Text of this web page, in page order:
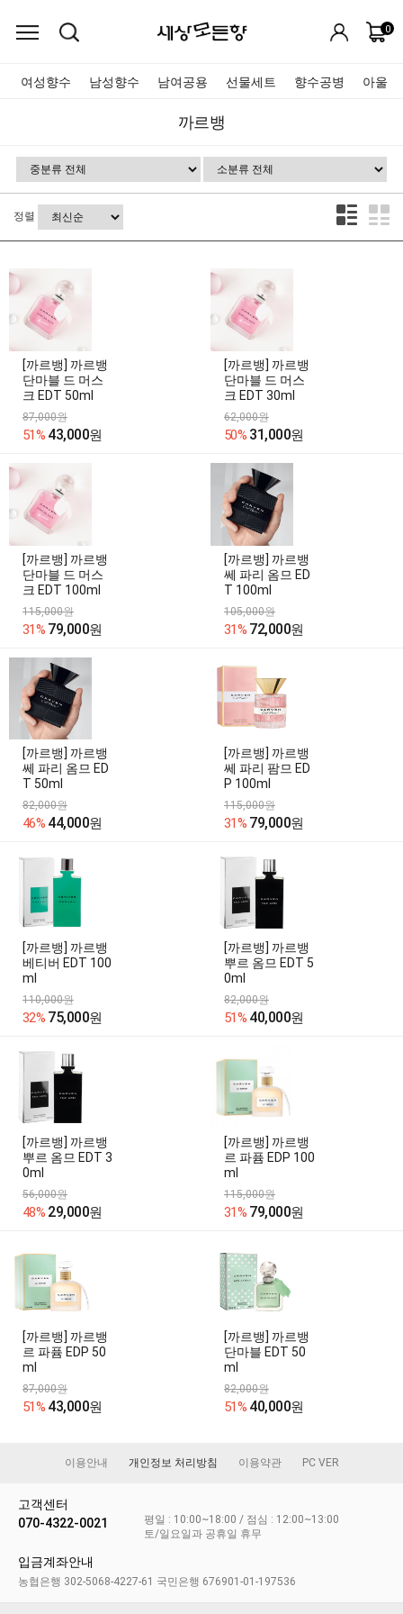
0
여성향수 남성향수 남여공용 선물세트 향수공병 아울렛
까르뱅
정렬
[까르뱅] 까르뱅
단마블 드 머스
크 EDT 50ml
87,000원
51% 43,000원
[까르뱅] 까르뱅
단마블 드 머스
크 EDT 30ml
62,000원
50% 31,000원
[까르뱅] 까르뱅
단마블 드 머스
크 EDT 100ml
115,000원
31% 79,000원
[까르뱅] 까르뱅
쎄 파리 옴므 ED
T 100ml
105,000원
31% 72,000원
[까르뱅] 까르뱅
쎄 파리 옴므 ED
T 50ml
82,000원
46% 44,000원
[까르뱅] 까르뱅
쎄 파리 팜므 ED
P 100ml
115,000원
31% 79,000원
[까르뱅] 까르뱅
베티버 EDT 100
ml
110,000원
32% 75,000원
[까르뱅] 까르뱅
뿌르 옴므 EDT 5
0ml
82,000원
51% 40,000원
[까르뱅] 까르뱅
뿌르 옴므 EDT 3
0ml
56,000원
48% 29,000원
[까르뱅] 까르뱅
르 파퓸 EDP 100
ml
115,000원
31% 79,000원
[까르뱅] 까르뱅
르 파퓸 EDP 50
ml
87,000원
51% 43,000원
[까르뱅] 까르뱅
단마블 EDT 50
ml
82,000원
51% 40,000원
이용안내 개인정보 처리방침 이용약관 PC VER
고객센터
070-4322-0021
평일 : 10:00~18:00 / 점심 : 12:00~13:00
토/일요일과 공휴일 휴무
입금계좌안내
농협은행 302-5068-4227-61 국민은행 676901-01-197536